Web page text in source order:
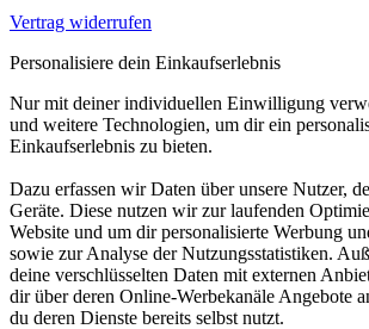
Vertrag widerrufen
Personalisiere dein Einkaufserlebnis
Nur mit deiner individuellen Einwilligung
und weitere Technologien, um dir ein
Einkaufserlebnis zu bieten.
Dazu erfassen wir Daten über unsere Nutzer,
Geräte. Diese nutzen wir zur laufenden
Website und um dir personalisierte Werbung
sowie zur Analyse der Nutzungsstatistiken.
deine verschlüsselten Daten mit externen
dir über deren Online-Werbekanäle Angebote
du deren Dienste bereits selbst nutzt.